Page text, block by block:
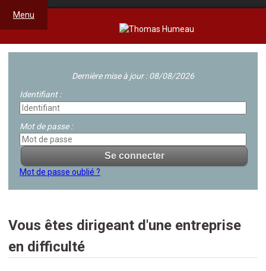
Menu
Dernière mise à jour : 08/08/2026
Identifiant :
Mot de passe :
Mot de passe oublié ?
Vous êtes dirigeant d'une entreprise
en difficulté